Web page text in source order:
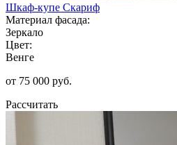
Шкаф-купе Скариф
Материал фасада:
Зеркало
Цвет:
Венге
от 75 000 руб.
Рассчитать